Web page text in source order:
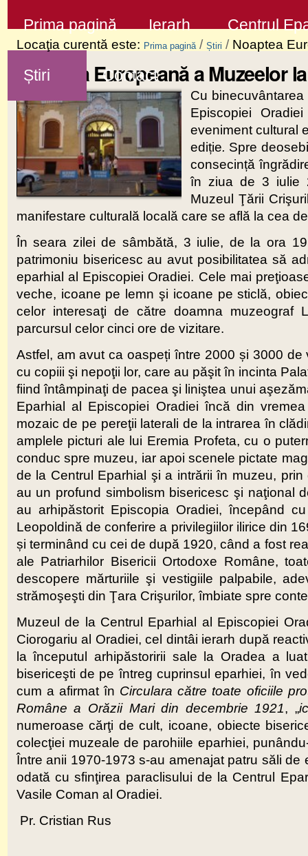
la
conţinut
Sari
la
navigare
Prima pagină Ierarh Centrul
Știri Contact
Locaţia curentă este: Prima pagină / Știri / Noaptea
Noaptea Europeană a Muzeelor
Cu
Episcopiei
eveniment cultural
ediție. Spre
consecință
în ziua de 3 iulie
Muzeul Ţării
manifestare culturală locală care se află la cea
În seara zilei de sâmbătă, 3 iulie, de la ora
patrimoniu bisericesc au avut posibilitatea să
eparhial al Episcopiei Oradiei. Cele mai
veche, icoane pe lemn şi icoane pe sticlă,
celor interesaţi de către doamna muzeograf
parcursul celor cinci ore de vizitare.
Astfel, am avut ca oaspeți între 2000 și 3000
cu copiii şi nepoţii lor, care au păşit în incinta
fiind întâmpinaţi de pacea şi liniştea unui
Eparhial al Episcopiei Oradiei încă din
mozaic de pe pereţii laterali de la intrarea în
amplele picturi ale lui Eremia Profeta, cu o
conduc spre muzeu, iar apoi scenele pictate
de la Centrul Eparhial şi a intrării în muzeu,
au un profund simbolism bisericesc şi naţional
au arhipăstorit Episcopia Oradiei, începând
Leopoldină de conferire a privilegiilor ilirice din
și terminând cu cei de după 1920, când a fost
ale Patriarhilor Bisericii Ortodoxe Române,
descopere mărturiile şi vestigiile palpabile,
strămoşeşti din Ţara Crişurilor, îmbiate spre
Muzeul de la Centrul Eparhial al Episcopiei
Ciorogariu al Oradiei, cel dintâi ierarh după
la începutul arhipăstoririi sale la Oradea a
bisericeşti de pe întreg cuprinsul eparhiei, în
cum a afirmat în Circulara către toate oficiile
Române a Orăzii Mari din decembrie 1921, „
numeroase cărţi de cult, icoane, obiecte
colecţiei muzeale de parohiile eparhiei,
Între anii 1970-1973 s-au amenajat patru săli
odată cu sfinţirea paraclisului de la Centrul
Vasile Coman al Oradiei.
Pr. Cristian Rus